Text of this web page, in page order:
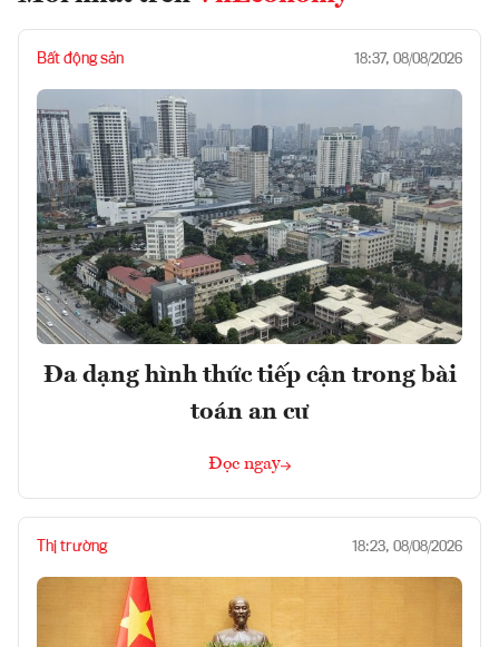
Bất động sản 18:37, 08/08/2026
Đa dạng hình thức tiếp cận trong bài
toán an cư
Đọc ngay
Thị trường 18:23, 08/08/2026